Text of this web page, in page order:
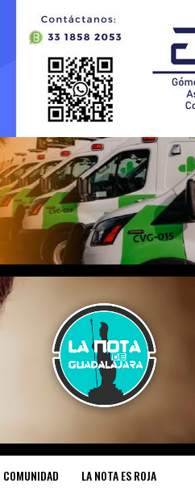
COMUNIDAD LA NOTA ES ROJA